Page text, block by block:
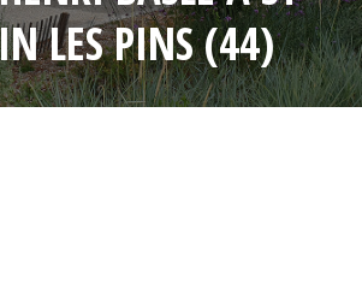
LES PINS (44)